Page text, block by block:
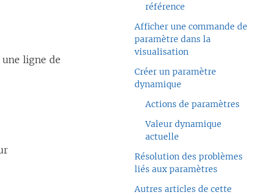
ligne de
référence
Afficher une commande de
paramètre dans la
visualisation
Créer un paramètre
dynamique
Actions de paramètres
Valeur dynamique
actuelle
Résolution des problèmes
liés aux paramètres
Autres articles de cette